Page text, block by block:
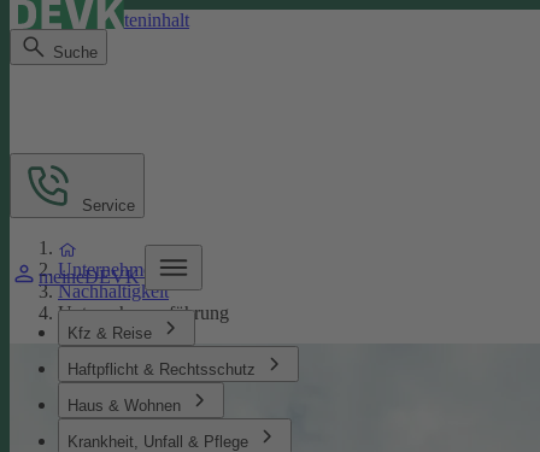
Direkt zum Seiteninhalt
Suche
meineDEVK
Kfz & Reise
Haftpflicht & Rechtsschutz
Haus & Wohnen
Krankheit, Unfall & Pflege
Service
Unternehmen
Nachhaltigkeit
Unternehmensführung